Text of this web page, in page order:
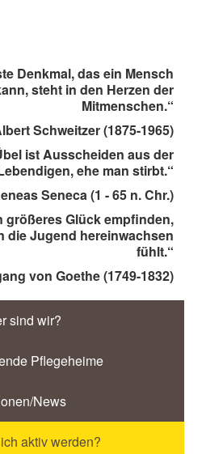
Denkmal, das ein Mensch
steht in den Herzen der
Mitmenschen.“
Schweitzer (1875-1965)
ist Ausscheiden aus der
ehe man stirbt.“
Seneca (1 - 65 n. Chr.)
größeres Glück empfinden,
die Jugend hereinwachsen
fühlt.“
von Goethe (1749-1832)
sind wir?
Pflegeheime
News
aktiv werden?